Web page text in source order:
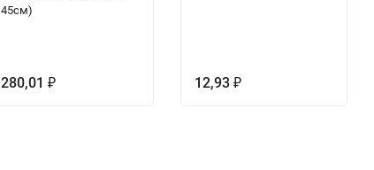
45см)
280,01 ₽ 12,93 ₽